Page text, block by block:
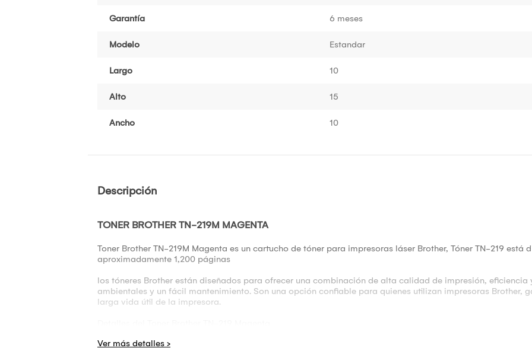
Garantía 6 meses
Modelo Estandar
Largo 10
Alto 15
Ancho 10
Descripción
TONER BROTHER TN-219M MAGENTA
Toner Brother TN-219M Magenta es un cartucho de tóner para impresoras láser Brother, Tóner TN-219
aproximadamente 1,200 páginas
los tóneres Brother están diseñados para ofrecer una combinación de alta calidad de impresión,
ambientales y un fácil mantenimiento. Son una opción confiable para quienes utilizan impresoras Brother,
larga vida útil de la impresora.
Diseñado para trabajar con impresoras láser Brother específicas. Algunos de los modelos compatibles